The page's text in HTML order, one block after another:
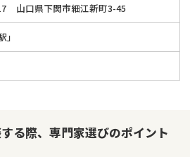
山口県下関市細江新町3-45
」
る際、専門家選びのポイント